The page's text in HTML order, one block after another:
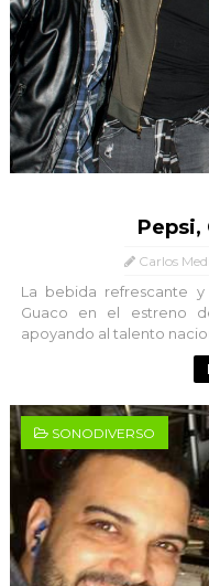
Pepsi,
Carlos
La bebida refrescante
Guaco en el estreno
apoyando al talento
SONODIVERSO